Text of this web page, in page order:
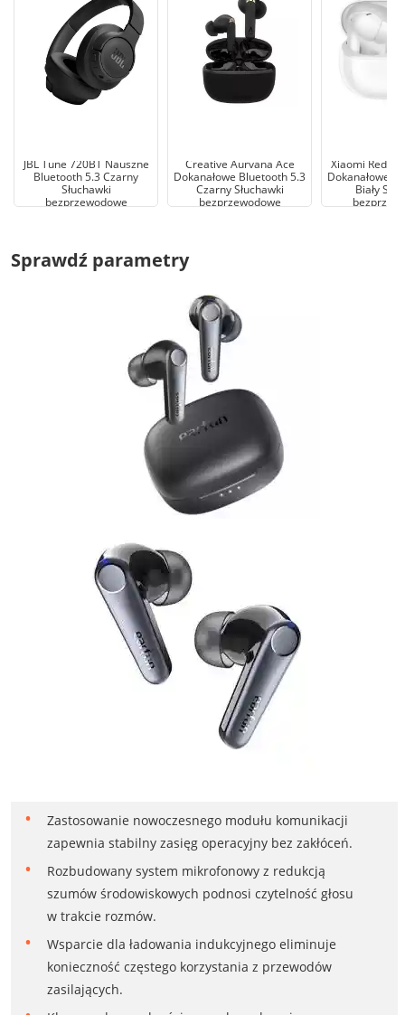
JBL Tune 720BT Nauszne
Bluetooth 5.3 Czarny
Słuchawki
bezprzewodowe
Creative Aurvana Ace
Dokanałowe Bluetooth 5.3
Czarny Słuchawki
bezprzewodowe
Xiaomi Redmi
Dokanałowe
Biały
Sprawdź parametry
Zastosowanie nowoczesnego modułu komunikacji
zapewnia stabilny zasięg operacyjny bez zakłóceń.
Rozbudowany system mikrofonowy z redukcją
szumów środowiskowych podnosi czytelność głosu
w trakcie rozmów.
Wsparcie dla ładowania indukcyjnego eliminuje
konieczność częstego korzystania z przewodów
zasilających.